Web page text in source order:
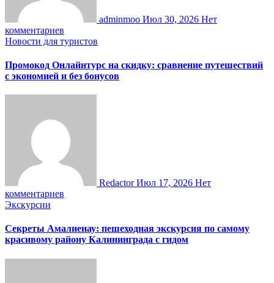
adminmoo Июл 30, 2026 Нет
комментариев
Новости для туристов
Промокод Онлайнтурс на скидку: сравнение путешествий
с экономией и без бонусов
RedactorИюл 17, 2026 Нет
комментариев
Экскурсии
Секреты Амалиенау: пешеходная экскурсия по самому
красивому району Калининграда с гидом